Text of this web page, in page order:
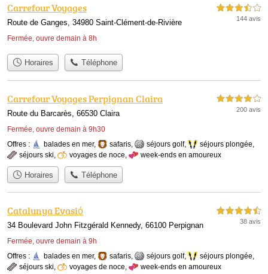
Carrefour Voyages
Route de Ganges, 34980 Saint-Clément-de-Rivière
Fermée, ouvre demain à 8h
3,5 étoiles sur 5
144 avis
Horaires Téléphone
Carrefour Voyages Perpignan Claira
Route du Barcarès, 66530 Claira
Fermée, ouvre demain à 9h30
4,0 étoiles sur 5
200 avis
Offres : balades en mer, safaris séjours golf, séjours plongée
séjours ski
voyages de noce week-ends en amoureux
Horaires Téléphone
Catalunya Evasió
34 Boulevard John Fitzgérald Kennedy, 66100 Perpignan
Fermée, ouvre demain à 9h
4,5 étoiles sur 5
38 avis
Offres : balades en mer, safaris, séjours golf, séjours plongée,
séjours ski, voyages de noce, week-ends en amoureux